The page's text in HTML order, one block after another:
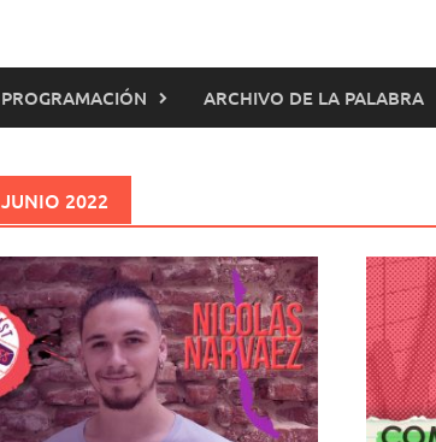
PROGRAMACIÓN ARCHIVO DE LA PALABRA
JUNIO 2022